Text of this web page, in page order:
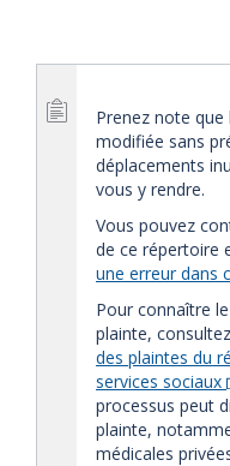
Prenez note
modifiée sans
déplacements
vous y rendre.
Vous pouvez
de ce répertoire
une erreur dans
Pour connaître
plainte,
des plaintes du
services sociaux
processus peut
plainte,
médicales